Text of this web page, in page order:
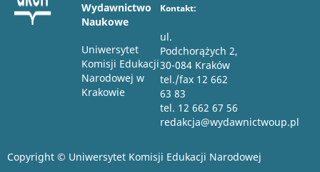
Wydawnictwo
Naukowe
Uniwersytet
Komisji Edukacji
Narodowej w
Krakowie
Kontakt:
ul.
Podchorążych 2,
30-084 Kraków
tel./fax 12 662
63 83
tel. 12 662 67 56
redakcja@wydawnictwoup.pl
Copyright © Uniwersytet Komisji Edukacji Narodowej